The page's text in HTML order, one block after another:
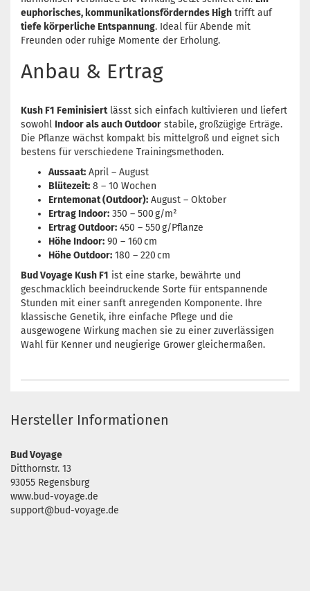
euphorisches, kommunikationsförderndes High trifft auf
tiefe körperliche Entspannung. Ideal für Abende mit
Freunden oder ruhige Momente der Erholung.
Anbau & Ertrag
Kush F1 Feminisiertlässt sich einfach kultivieren und liefert
sowohl Indoor als auch Outdoor stabile, großzügige Erträge.
Die Pflanze wächst kompakt bis mittelgroß und eignet sich
bestens für verschiedene Trainingsmethoden.
Aussaat: April – August
Blütezeit: 8 – 10 Wochen
Erntemonat (Outdoor): August – Oktober
Ertrag Indoor: 350 – 500 g/m²
Ertrag Outdoor: 450 – 550 g/Pflanze
Höhe Indoor: 90 – 160 cm
Höhe Outdoor: 180 – 220 cm
Bud Voyage Kush F1 ist eine starke, bewährte und
geschmacklich beeindruckende Sorte für entspannende
Stunden mit einer sanft anregenden Komponente. Ihre
klassische Genetik, ihre einfache Pflege und die
ausgewogene Wirkung machen sie zu einer zuverlässigen
Wahl für Kenner und neugierige Grower gleichermaßen.
Hersteller Informationen
Bud Voyage
Ditthornstr. 13
93055 Regensburg
www.bud-voyage.de
support@bud-voyage.de